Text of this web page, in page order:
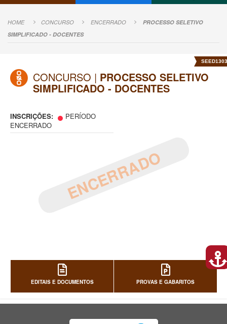
HOME CONCURSO ENCERRADO
PROCESSO SELETIVO
SIMPLIFICADO - DOCENTES
SEED1303
CONCURSO | PROCESSO SELETIVO
SIMPLIFICADO - DOCENTES
INSCRIÇÕES:
PERÍODO
ENCERRADO
ENCERRADO
EDITAIS E DOCUMENTOS PROVAS E GABARITOS